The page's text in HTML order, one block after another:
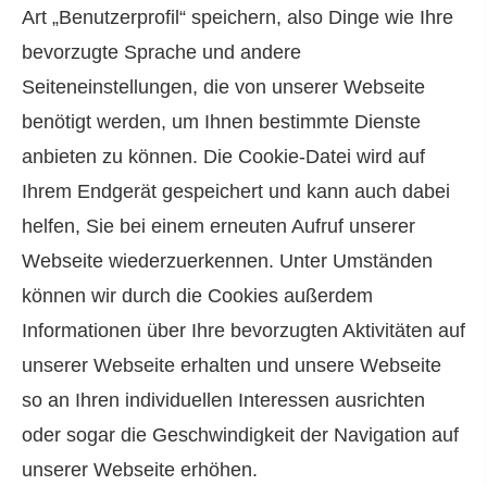
Art „Benutzerprofil“ speichern, also Dinge wie Ihre
bevorzugte Sprache und andere
Seiteneinstellungen, die von unserer Webseite
benötigt werden, um Ihnen bestimmte Dienste
anbieten zu können. Die Cookie-Datei wird auf
Ihrem Endgerät gespeichert und kann auch dabei
helfen, Sie bei einem erneuten Aufruf unserer
Webseite wiederzuerkennen. Unter Umständen
können wir durch die Cookies außerdem
Informationen über Ihre bevorzugten Aktivitäten auf
unserer Webseite erhalten und unsere Webseite
so an Ihren individuellen Interessen ausrichten
oder sogar die Geschwindigkeit der Navigation auf
unserer Webseite erhöhen.